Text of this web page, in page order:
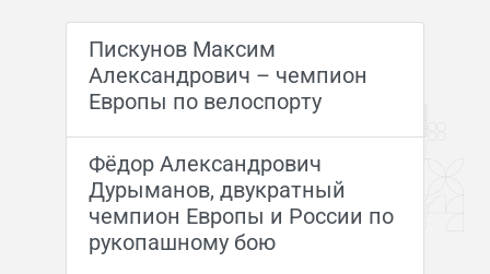
Пискунов Максим
Александрович – чемпион
Европы по велоспорту
Фёдор Александрович
Дурыманов, двукратный
чемпион Европы и России по
рукопашному бою